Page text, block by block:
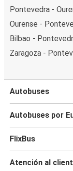
Pontevedra -
Ourense -
Bilbao -
Zaragoza -
Autobuses
Autobuses por
FlixBus
Atención al